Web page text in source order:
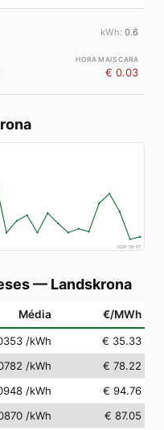
0.6
€ 0.03
2026-08-07
— Landskrona
Média €/MWh
/kWh
€ 35.33
/kWh
€ 78.22
/kWh
€ 94.76
/kWh
€ 87.05